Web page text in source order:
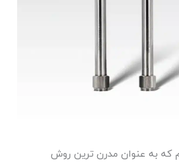
به عنوان مدرن ترین روش